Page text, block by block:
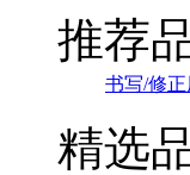
推荐
书写/修正
精选